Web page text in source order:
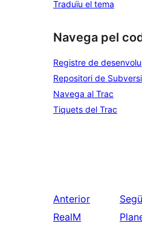
Traduïu el tema
Navega pel
Registre de
Repositori de
Navega al Trac
Tiquets del Trac
Anterior
RealM